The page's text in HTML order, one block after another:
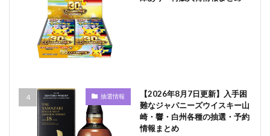
抽選情報
【2026年8月7日更新】入手困
難なジャパニーズウイスキー山
崎・響・白州各種の抽選・予約
情報まとめ